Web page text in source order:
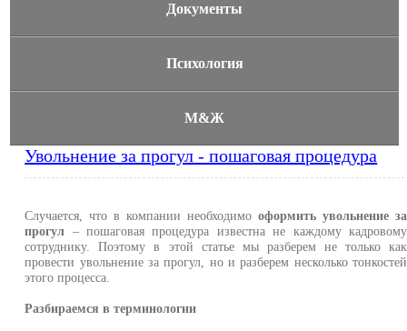
Документы
Психология
М&Ж
Увольнение за прогул - пошаговая процедура
Случается, что в компании необходимооформить увольнение за
прогул – пошаговая процедура известна не каждому кадровому
сотруднику. Поэтому в этой статье мы разберем не только как
провести увольнение за прогул, но и разберем несколько тонкостей
этого процесса.
Разбираемся в терминологии